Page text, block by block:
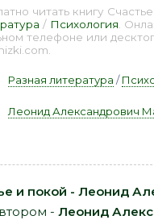
читать книгу
/ Психология .
телефоне или
Разная литература /
Леонид Александрович
и покой - Леонид
- Леонид